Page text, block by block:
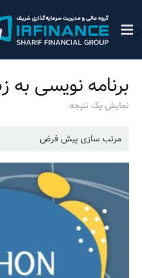
برنامه نویسی به
نمایش یک نتیجه